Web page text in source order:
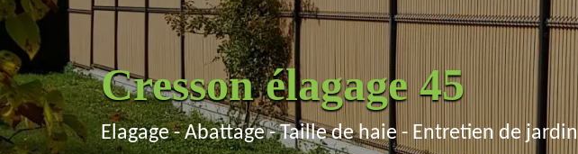
Cresson élagage 45
Elagage - Abattage - Taille de haie - Entretien de jardin